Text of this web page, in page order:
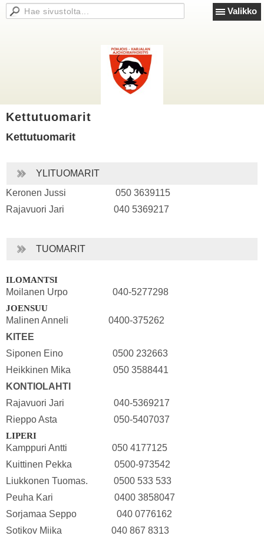
Valikko
Kettutuomarit
Kettutuomarit
YLITUOMARIT
Keronen Jussi 050 3639115
Rajavuori Jari 040 5369217
TUOMARIT
ILOMANTSI
Moilanen Urpo 040-5277298
JOENSUU
Malinen Anneli 0400-375262
KITEE
Siponen Eino 0500 232663
Heikkinen Mika 050 3588441
KONTIOLAHTI
Rajavuori Jari 040-5369217
Rieppo Asta 050-5407037
LIPERI
Kamppuri Antti 050 4177125
Kuittinen Pekka 0500-973542
Liukkonen Tuomas. 0500 533 533
Peuha Kari 0400 3858047
Sorjamaa Seppo 040 0776162
Sotikov Miika 040 867 8313